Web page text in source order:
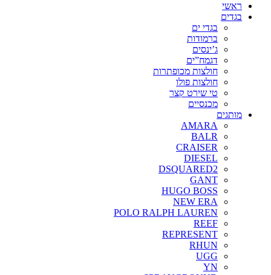
ראשי
בגדים
בגדי ים
ברמודות
ג’ינסים
דגמח”ים
חולצות מכופתרות
חולצות פולו
טי שירט קצר
מכנסיים
מותגים
AMARA
BALR
CRAISER
DIESEL
DSQUARED2
GANT
HUGO BOSS
NEW ERA
POLO RALPH LAUREN
REEF
REPRESENT
RHUN
UGG
YN